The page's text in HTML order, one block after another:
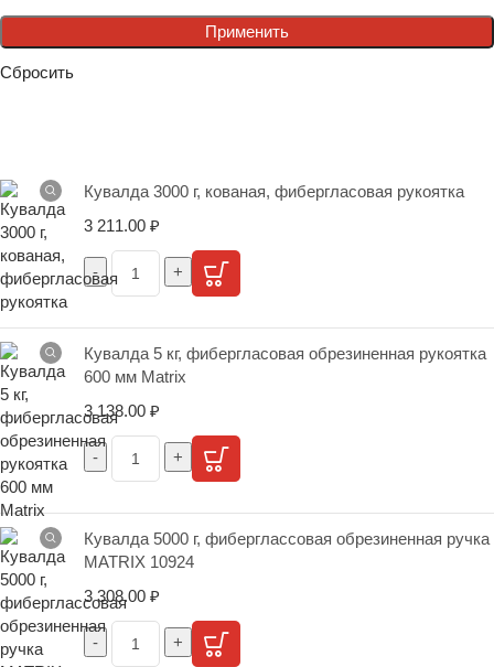
Применить
Сбросить
Кувалда 3000 г, кованая, фибергласовая рукоятка
3 211.00 ₽
Кувалда 5 кг, фибергласовая обрезиненная рукоятка
600 мм Matrix
3 138.00 ₽
Кувалда 5000 г, фиберглассовая обрезиненная ручка
MATRIX 10924
3 308.00 ₽